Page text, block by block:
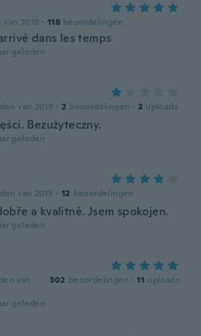
2016 · 118 beoordelingen
dans les temps
geleden
van 2019 · 2 beoordelingen · 2 uploads
Bezużyteczny.
geleden
van 2015 · 12 beoordelingen
a kvalitně. Jsem spokojen.
geleden
van
· 302 beoordelingen · 11 uploads
geleden